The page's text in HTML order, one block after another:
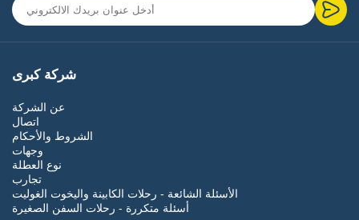
شركة كبرى
عن الشركة
اتصال
الشروط والأحكام
وجهات
نوع العطلة
تجارب
الأسئلة الشائعة - رحلات الكابينة واليخوت الغوليت
أسئلة متكررة - رحلات السفن الصغيرة